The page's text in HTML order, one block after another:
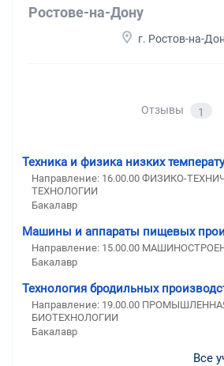
Ростове-на-Дону
г. Ростов-на-
Отзывы 1
Техника и физика низких
Направление: 16.00.00 ФИЗИКО-
ТЕХНОЛОГИИ
Бакалавр
Машины и аппараты пищевых
Направление: 15.00.00
Бакалавр
Технология бродильных
Направление: 19.00.00
БИОТЕХНОЛОГИИ
Бакалавр
Все